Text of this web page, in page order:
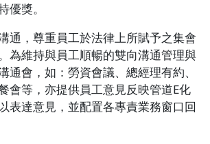
優獎。
通，尊重員工於法律上所賦予之集會
為維持與員工順暢的雙向溝通管理與
通會，如：勞資會議、總經理有約、
會等，亦提供員工意見反映管道E化
表達意見，並配置各專責業務窗口回